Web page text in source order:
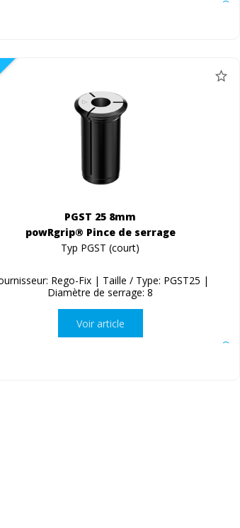
PGST 25 8mm
powRgrip® Pince de serrage
Typ PGST (court)
Rego-Fix | Taille / Type: PGST25 |
Diamètre de serrage: 8
Voir article